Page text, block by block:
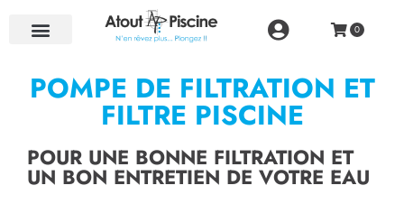
POMPE DE FILTRATION ET
FILTRE PISCINE
POUR UNE BONNE FILTRATION ET
UN BON ENTRETIEN DE VOTRE EAU